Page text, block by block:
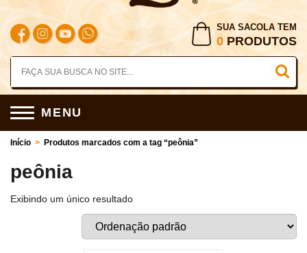
SUA SACOLA TEM
0 PRODUTOS
MENU
Início > Produtos marcados com a tag “peônia”
peônia
Exibindo um único resultado